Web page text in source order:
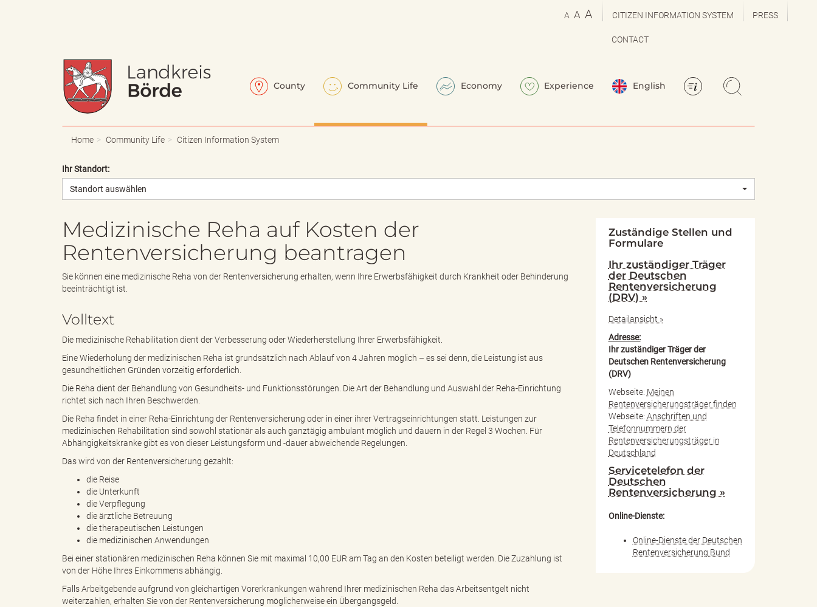
A A A CITIZEN INFORMATION SYSTEM PRESS
CONTACT
a
p
p
n
d
s
e
t
r
i
County Community Life Economy Experience English
Home Community Life Citizen Information System
Ihr Standort:
Standort auswählen
Medizinische Reha auf Kosten der
Rentenversicherung beantragen
Sie können eine medizinische Reha von der Rentenversicherung erhalten, wenn Ihre Erwerbsfähigkeit durch Krankheit oder Behinderung
beeinträchtigt ist.
Volltext
Die medizinische Rehabilitation dient der Verbesserung oder Wiederherstellung Ihrer Erwerbsfähigkeit.
Eine Wiederholung der medizinischen Reha ist grundsätzlich nach Ablauf von 4 Jahren möglich – es sei denn, die Leistung ist aus
gesundheitlichen Gründen vorzeitig erforderlich.
Die Reha dient der Behandlung von Gesundheits- und Funktionsstörungen. Die Art der Behandlung und Auswahl der Reha-Einrichtung
richtet sich nach Ihren Beschwerden.
Die Reha findet in einer Reha-Einrichtung der Rentenversicherung oder in einer ihrer Vertragseinrichtungen statt. Leistungen zur
medizinischen Rehabilitation sind sowohl stationär als auch ganztägig ambulant möglich und dauern in der Regel 3 Wochen. Für
Abhängigkeitskranke gibt es von dieser Leistungsform und -dauer abweichende Regelungen.
Das wird von der Rentenversicherung gezahlt:
die Reise
die Unterkunft
die Verpflegung
die ärztliche Betreuung
die therapeutischen Leistungen
die medizinischen Anwendungen
Bei einer stationären medizinischen Reha können Sie mit maximal 10,00 EUR am Tag an den Kosten beteiligt werden. Die Zuzahlung ist
von der Höhe Ihres Einkommens abhängig.
Falls Arbeitgebende aufgrund von gleichartigen Vorerkrankungen während Ihrer medizinischen Reha das Arbeitsentgelt nicht
weiterzahlen, erhalten Sie von der Rentenversicherung möglicherweise ein Übergangsgeld.
Zuständige Stellen und
Formulare
Ihr zuständiger Träger
der Deutschen
Rentenversicherung
(DRV) »
Detailansicht »
Adresse:
Ihr zuständiger Träger der
Deutschen Rentenversicherung
(DRV)
Webseite: Meinen
Rentenversicherungsträger finden
Webseite: Anschriften und
Telefonnummern der
Rentenversicherungsträger in
Deutschland
Servicetelefon der
Deutschen
Rentenversicherung »
Online-Dienste:
Online-Dienste der Deutschen
Rentenversicherung Bund